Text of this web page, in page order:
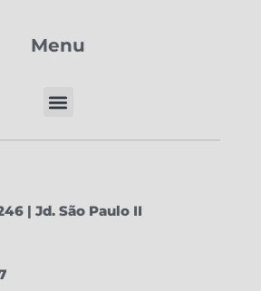
Menu
| Jd. São Paulo II